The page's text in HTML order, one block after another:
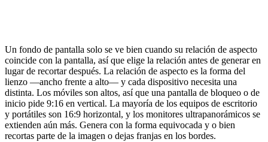
Un fondo de pantalla solo se ve bien cuando su relación de aspecto
coincide con la pantalla, así que elige la relación antes de generar en
lugar de recortar después. La relación de aspecto es la forma del
lienzo —ancho frente a alto— y cada dispositivo necesita una
distinta. Los móviles son altos, así que una pantalla de bloqueo o de
inicio pide 9:16 en vertical. La mayoría de los equipos de escritorio
y portátiles son 16:9 horizontal, y los monitores ultrapanorámicos se
extienden aún más. Genera con la forma equivocada y o bien
recortas parte de la imagen o dejas franjas en los bordes.